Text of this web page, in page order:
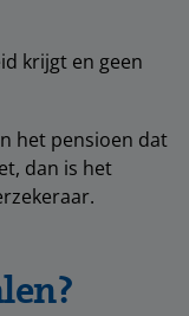
krijgt en geen
het pensioen dat
dan is het